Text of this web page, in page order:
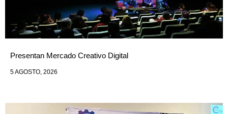
Presentan Mercado Creativo Digital
5 AGOSTO, 2026